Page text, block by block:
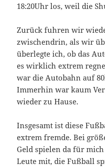
18:20Uhr los, weil die
Zurück fuhren wir
zwischendrin, als wir
überlegte ich, ob das
es wirklich extrem
war die Autobahn auf
Immerhin war kaum
wieder zu Hause.
Insgesamt ist diese
extrem fremde. Bei
Geld spielen da für
Leute mit, die Fußball